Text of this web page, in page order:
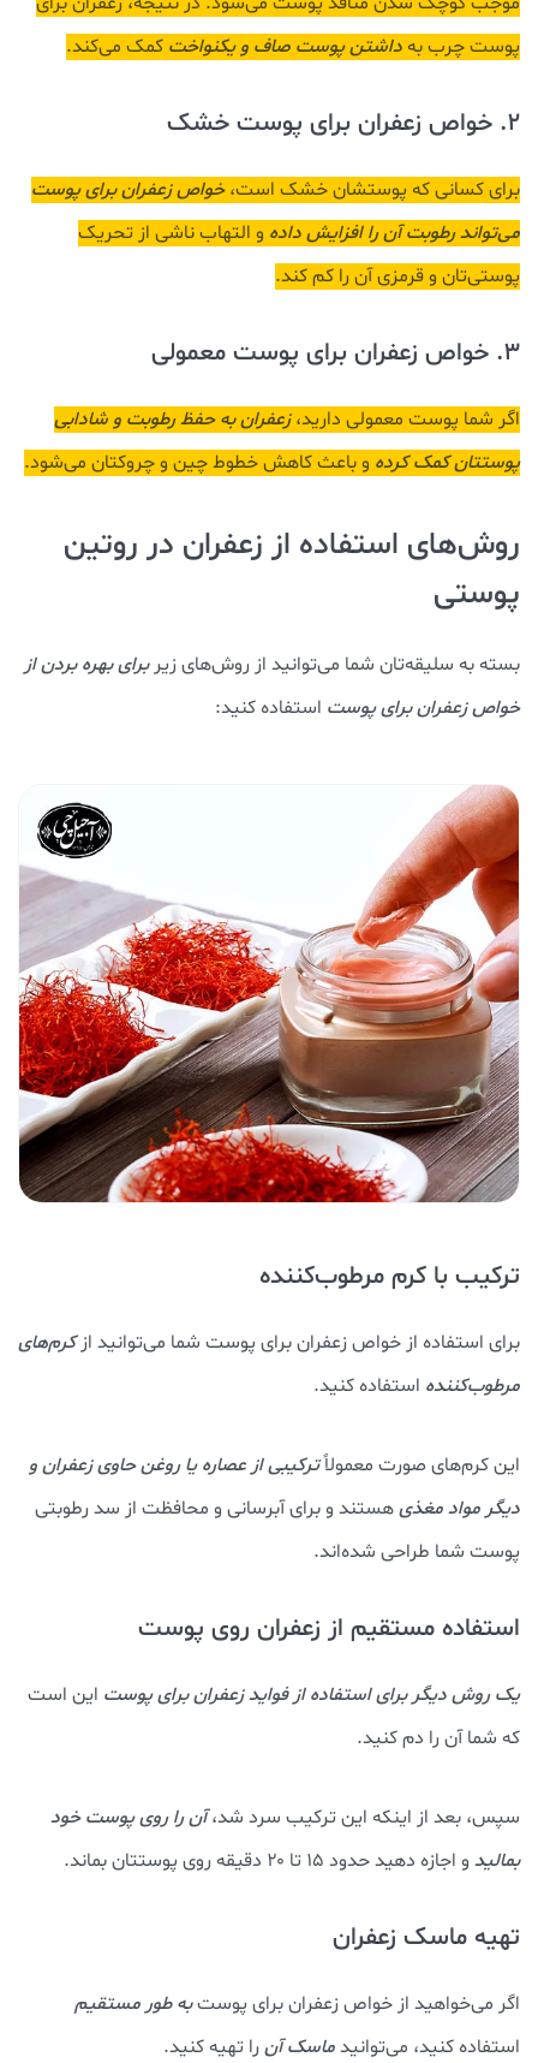
پوست چرب بهداشتن پوست صاف و یکنواخت کمک می‌کند.
2. خواص زعفران برای پوست خشک
برای کسانی که پوستشان خشک است،خواص زعفران برای پوست
می‌تواند رطوبت آن را افزایش داده و التهاب ناشی از تحریک
پوستی‌‌تان و قرمزی آن را کم کند.
3. خواص زعفران برای پوست معمولی
اگر شما پوست معمولی دارید،زعفران به حفظ رطوبت و شادابی
پوستتان کمک کرده و باعث کاهش خطوط چین و چروکتان می‌شود.
روش‌های استفاده از زعفران در روتین
پوستی
بسته به سلیقه‌تان شما می‌توانید از روش‌های زیربرای بهره بردن از
خواص زعفران برای پوست استفاده کنید:
ترکیب با کرم مرطوب‌کننده
برای استفاده از خواص زعفران برای پوست شما می‌توانید ازکرم‌های
مرطوب‌کننده استفاده کنید.
این کرم‌های صورت معمولاًترکیبی از عصاره یا روغن حاوی زعفران و
دیگر مواد مغذیهستند و برای آبرسانی و محافظت از سد رطوبتی
پوست شما طراحی شده‌اند.
استفاده مستقیم از زعفران روی پوست
یک روش دیگر برای استفاده از فواید زعفران برای پوست این است
که شما آن را دم کنید.
سپس، بعد از اینکه این ترکیب سرد شد،آن را روی پوست خود
بمالید و اجازه دهید حدود ۱۵ تا ۲۰ دقیقه روی پوستتان بماند.
تهیه ماسک زعفران
اگر می‌خواهید از خواص زعفران برای پوستبه طور مستقیم
استفاده کنید، می‌توانیدماسک آن را تهیه کنید.